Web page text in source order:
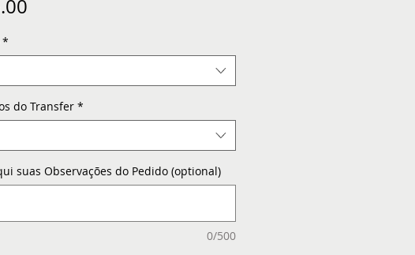
*
do Transfer *
suas Observações do Pedido (optional)
0/500